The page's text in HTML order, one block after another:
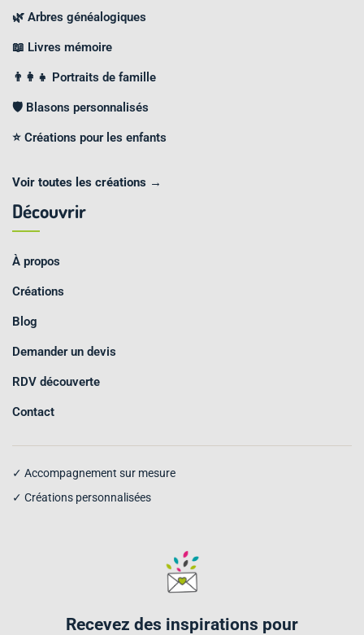
🌿 Arbres généalogiques
📖 Livres mémoire
👨‍👩‍👧 Portraits de famille
🛡️ Blasons personnalisés
⭐ Créations pour les enfants
Voir toutes les créations →
Découvrir
À propos
Créations
Blog
Demander un devis
RDV découverte
Contact
✓ Accompagnement sur mesure
✓ Créations personnalisées
Recevez des inspirations pour